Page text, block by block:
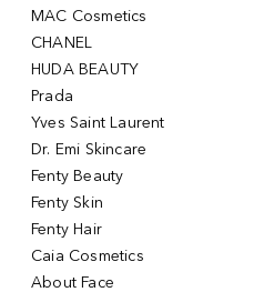
MAC Cosmetics
CHANEL
HUDA BEAUTY
Prada
Yves Saint Laurent
Dr. Emi Skincare
Fenty Beauty
Fenty Skin
Fenty Hair
Caia Cosmetics
About Face